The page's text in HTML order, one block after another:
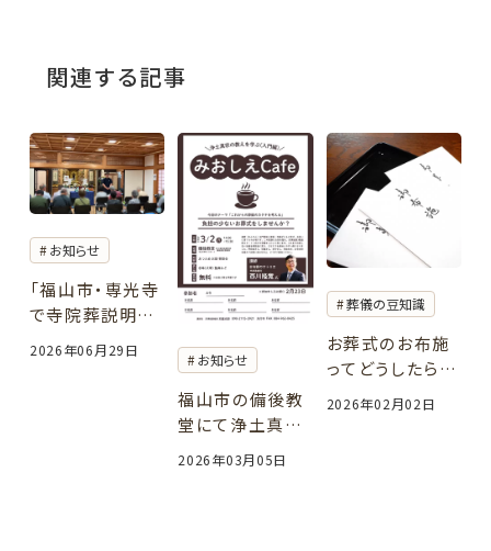
関連する記事
お知らせ
「福山市・専光寺
で寺院葬説明会
を開催しました
｜お寺で行う安
2026年06月29日
お知らせ
福山市の備後教
堂にて浄土真宗
の寺院様や門徒
様向けに「負担
2026年03月05日
葬儀の豆知識
お葬式のお布施
ってどうしたらい
いの？サトリエな
りの考え方をご
2026年02月02日